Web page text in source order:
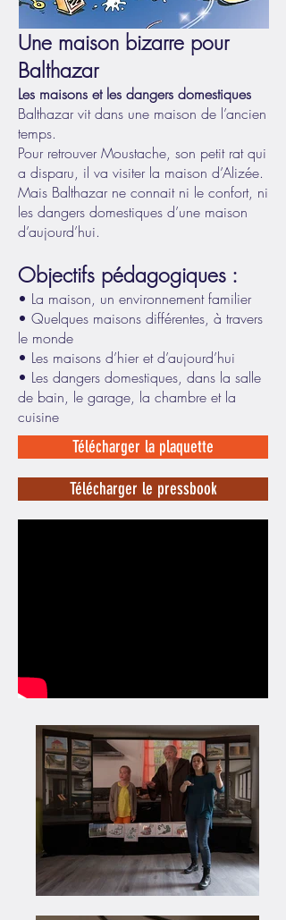
Une maison bizarre pour
Balthazar
Les maisons et les dangers domestiques
Balthazar vit dans une maison de l’ancien
temps.
Pour retrouver Moustache, son petit rat qui
a disparu, il va visiter la maison d’Alizée.
Mais Balthazar ne connait ni le confort, ni
les dangers domestiques d’une maison
d’aujourd’hui.
Objectifs pédagogiques :
• La maison, un environnement familier
• Quelques maisons différentes, à travers
le monde
• Les maisons d’hier et d’aujourd’hui
• Les dangers domestiques, dans la salle
de bain, le garage, la chambre et la
cuisine
Télécharger la plaquette
Télécharger le pressbook